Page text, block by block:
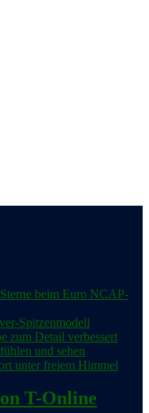
beim Euro NCAP-
Spitzenmodell
zum Detail verbessert
und sehen
unter freiem Himmel
T-Online